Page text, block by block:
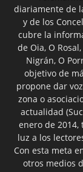
diariamente de
y de los
cubre la
de Oia, O
Nigrán, O
objetivo de
propone dar
zona o
actualidad
enero de
luz a los
Con esta meta
otros medios